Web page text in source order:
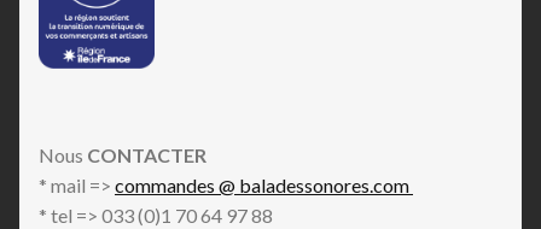
Nous CONTACTER
* mail => commandes @ baladessonores.com
* tel => 033 (0)1 70 64 97 88